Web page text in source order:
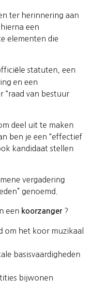
ter herinnering aan
een
elementen die
statuten, een
en een
“raad van bestuur
deel uit te maken
ben je een “effectief
kandidaat stellen
vergadering
genoemd.
een koorzanger?
om het koor muzikaal
basisvaardigheden
bijwonen